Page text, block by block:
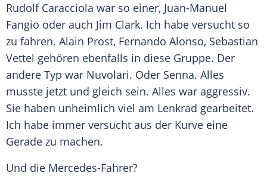
Rudolf Caracciola war so einer, Juan-Manuel
Fangio oder auch Jim Clark. Ich habe versucht so
zu fahren. Alain Prost, Fernando Alonso, Sebastian
Vettel gehören ebenfalls in diese Gruppe. Der
andere Typ war Nuvolari. Oder Senna. Alles
musste jetzt und gleich sein. Alles war aggressiv.
Sie haben unheimlich viel am Lenkrad gearbeitet.
Ich habe immer versucht aus der Kurve eine
Gerade zu machen.
Und die Mercedes-Fahrer?